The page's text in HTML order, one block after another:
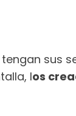
sus
los